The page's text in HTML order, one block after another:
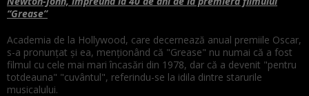
“Grease”
Academia de la Hollywood, care decernează anual premiile Oscar,
s-a pronunţat şi ea, menţionând că "Grease" nu numai că a fost
filmul cu cele mai mari încasări din 1978, dar că a devenit "pentru
totdeauna" "cuvântul", referindu-se la idila dintre starurile
musicalului.